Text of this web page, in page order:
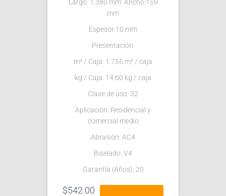
Largo: 1,380 mm Ancho:159
mm
Espesor:10 mm
Presentación:
m² / Caja: 1.755 m² / caja
kg / Caja: 14.60 kg / caja
Clase de uso: 32
Aplicación: Residencial y
comercial medio
Abrasión: AC4
Biselado: V4
Garantía (Años): 20
$542.00